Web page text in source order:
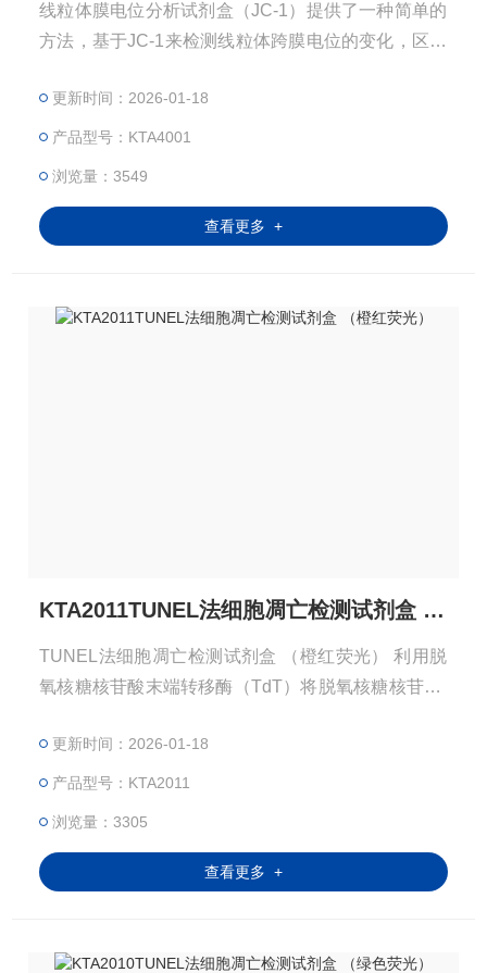
线粒体膜电位分析试剂盒（JC-1）提供了一种简单的
方法，基于JC-1来检测线粒体跨膜电位的变化，区分
更新时间：2026-01-18
产品型号：KTA4001
浏览量：3549
查看更多 +
KTA2011TUNEL法细胞凋亡检测试剂盒 （橙红荧光）
TUNEL法细胞凋亡检测试剂盒 （橙红荧光） 利用脱
氧核糖核苷酸末端转移酶（TdT）将脱氧核糖核苷酸-
实验所需的全套试剂组分以及优化的实验方案，检测
方便，且适用于荧光酶标仪、荧光显微镜、流式细胞
埋组织切片，冰冻切片。
更新时间：2026-01-18
产品型号：KTA2011
浏览量：3305
查看更多 +